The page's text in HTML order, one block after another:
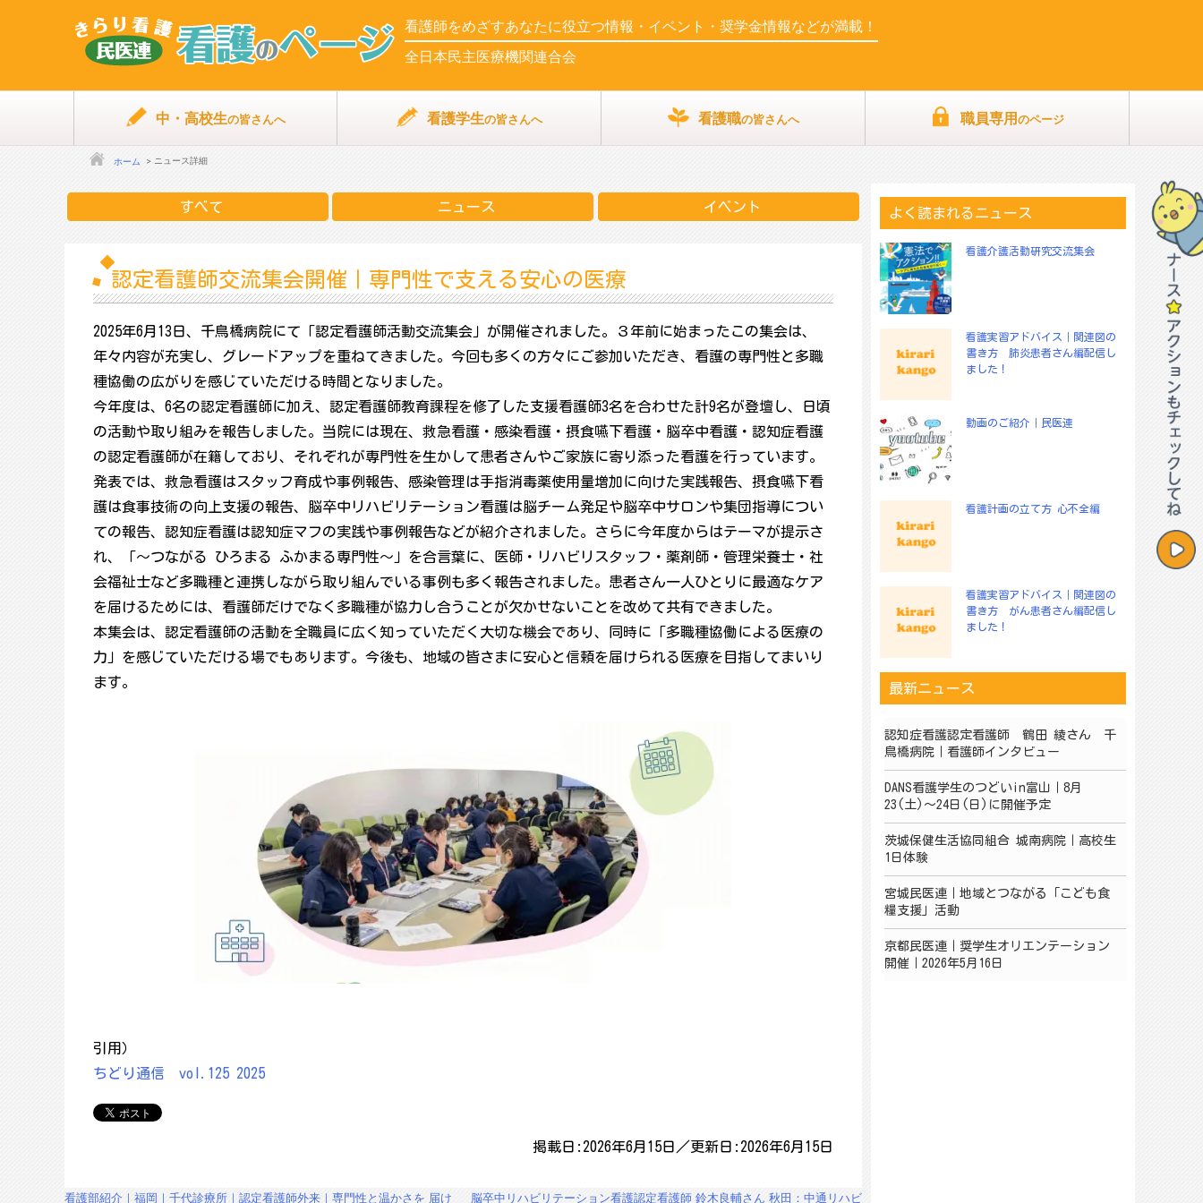
看護師をめざすあなたに役立つ情報・イベント・奨学金情報などが満載！
全日本民主医療機関連合会
中・高校生の皆さんへ 看護学生の皆さんへ 看護職の皆さんへ 職員専用 のページ
ホーム ニュース詳細
すべて ニュース イベント
認定看護師交流集会開催｜専門性で支える安心の医療
2025年6月13日、千鳥橋病院にて「認定看護師活動交流集会」が開催されました。３年前に始まったこの集会は、
年々内容が充実し、グレードアップを重ねてきました。今回も多くの方々にご参加いただき、看護の専門性と多職
種協働の広がりを感じていただける時間となりました。
今年度は、6名の認定看護師に加え、認定看護師教育課程を修了した支援看護師3名を合わせた計9名が登壇し、日頃
の活動や取り組みを報告しました。当院には現在、救急看護・感染看護・摂食嚥下看護・脳卒中看護・認知症看護
の認定看護師が在籍しており、それぞれが専門性を生かして患者さんやご家族に寄り添った看護を行っています。
発表では、救急看護はスタッフ育成や事例報告、感染管理は手指消毒薬使用量増加に向けた実践報告、摂食嚥下看
護は食事技術の向上支援の報告、脳卒中リハビリテーション看護は脳チーム発足や脳卒中サロンや集団指導につい
ての報告、認知症看護は認知症マフの実践や事例報告などが紹介されました。さらに今年度からはテーマが提示さ
れ、「～つながる ひろまる ふかまる専門性～」を合言葉に、医師・リハビリスタッフ・薬剤師・管理栄養士・社
会福祉士など多職種と連携しながら取り組んでいる事例も多く報告されました。患者さん一人ひとりに最適なケア
を届けるためには、看護師だけでなく多職種が協力し合うことが欠かせないことを改めて共有できました。
本集会は、認定看護師の活動を全職員に広く知っていただく大切な機会であり、同時に「多職種協働による医療の
力」を感じていただける場でもあります。今後も、地域の皆さまに安心と信頼を届けられる医療を目指してまいり
ます。
引用）
ちどり通信 vol.125 2025
掲載日:2026年6月15日／更新日:2026年6月15日
投
看護部紹介｜福岡｜千代診療所｜認定看護師外来｜専門性と温かさを 届け 脳卒中リハビリテーション看護認定看護師 鈴木良輔さん 秋田：中通リハビ
よく読まれるニュース
看護介護活動研究交流集会
看護実習アドバイス｜関連図の
書き方 肺炎患者さん編配信し
ました！
動画のご紹介｜民医連
看護計画の立て方 心不全編
看護実習アドバイス｜関連図の
書き方 がん患者さん編配信し
ました！
最新ニュース
認知症看護認定看護師 鶴田 綾さん 千
鳥橋病院｜看護師インタビュー
DANS看護学生のつどいin富山｜8月
23(土)～24日(日)に開催予定
茨城保健生活協同組合 城南病院｜高校生
1日体験
宮城民医連｜地域とつながる「こども食
糧支援」活動
京都民医連｜奨学生オリエンテーション
開催｜2026年5月16日